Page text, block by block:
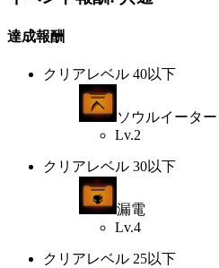
達成報酬
クリアレベル 40以下
ソウルイーター
Lv.2
クリアレベル 30以下
漏電
Lv.4
クリアレベル 25以下